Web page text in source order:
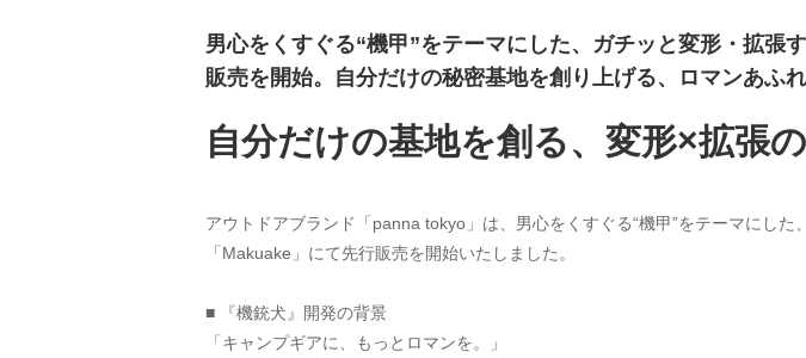
男心をくすぐる“機甲”をテーマにした、ガチッと変形・拡
販売を開始。自分だけの秘密基地を創り上げる、ロマンあふれ
自分だけの基地を創る、変形×拡張
アウトドアブランド「panna tokyo」は、男心をくすぐる“機甲”をテーマにし
「Makuake」にて先行販売を開始いたしました。
■ 『機銃犬』開発の背景
「キャンプギアに、もっとロマンを。」